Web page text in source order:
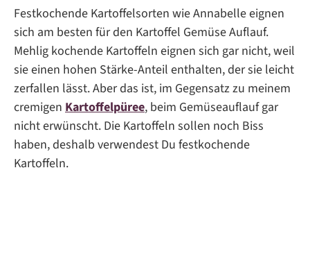
Festkochende Kartoffelsorten wie Annabelle eignen
sich am besten für den Kartoffel Gemüse Auflauf.
Mehlig kochende Kartoffeln eignen sich gar nicht, weil
sie einen hohen Stärke-Anteil enthalten, der sie leicht
zerfallen lässt. Aber das ist, im Gegensatz zu meinem
cremigen Kartoffelpüree, beim Gemüseauflauf gar
nicht erwünscht. Die Kartoffeln sollen noch Biss
haben, deshalb verwendest Du festkochende
Kartoffeln.